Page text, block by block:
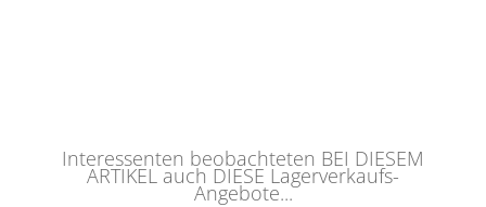
Interessenten beobachteten BEI DIESEM
ARTIKEL auch DIESE Lagerverkaufs-
Angebote...